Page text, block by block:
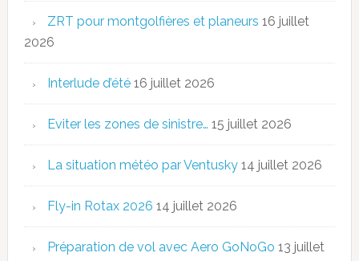
ZRT pour montgolfières et planeurs 16 juillet
2026
Interlude d’été 16 juillet 2026
Eviter les zones de sinistre… 15 juillet 2026
La situation météo par Ventusky 14 juillet 2026
Fly-in Rotax 2026 14 juillet 2026
Préparation de vol avec Aero GoNoGo 13 juillet